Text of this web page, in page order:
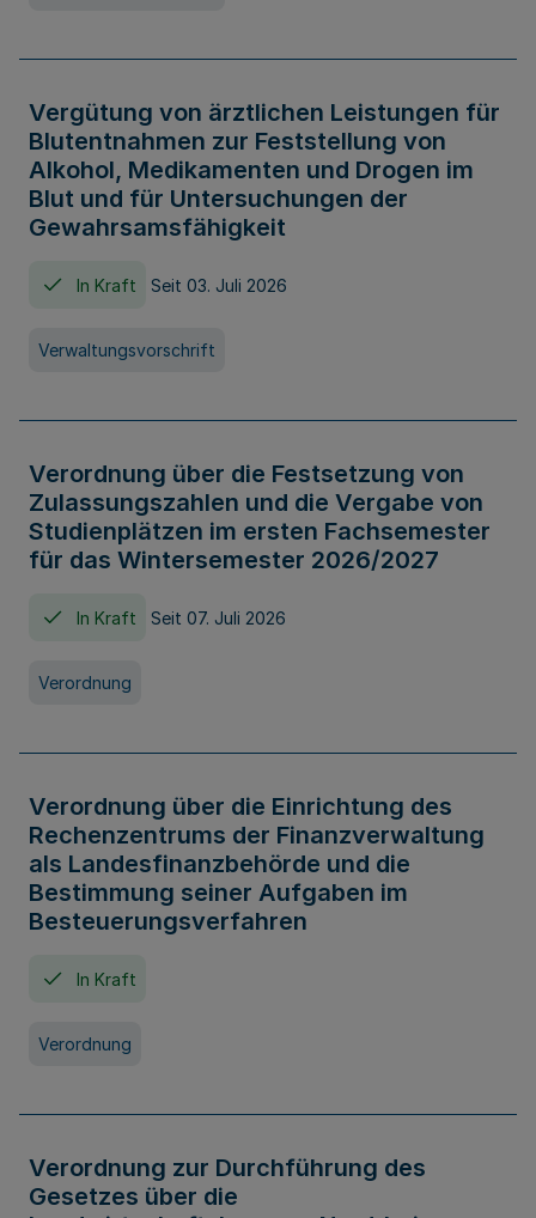
Vergütung von ärztlichen Leistungen für
Blutentnahmen zur Feststellung von
Alkohol, Medikamenten und Drogen im
Blut und für Untersuchungen der
Gewahrsamsfähigkeit
In Kraft Seit 03. Juli 2026
Verwaltungsvorschrift
Verordnung über die Festsetzung von
Zulassungszahlen und die Vergabe von
Studienplätzen im ersten Fachsemester
für das Wintersemester 2026/2027
In Kraft Seit 07. Juli 2026
Verordnung
Verordnung über die Einrichtung des
Rechenzentrums der Finanzverwaltung
als Landesfinanzbehörde und die
Bestimmung seiner Aufgaben im
Besteuerungsverfahren
In Kraft
Verordnung
Verordnung zur Durchführung des
Gesetzes über die